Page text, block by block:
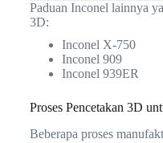
Paduan Inconel lainnya
3D:
Inconel X-750
Inconel 909
Inconel 939ER
Proses Pencetakan 3D
Beberapa proses